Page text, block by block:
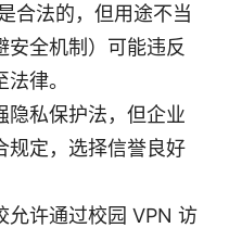
合法的，但用途不当
安全机制）可能违反
律。
隐私保护法，但企业
规定，选择信誉良好
允许通过校园 VPN 访